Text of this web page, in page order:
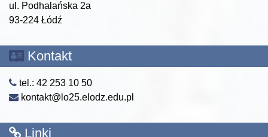
ul. Podhalańska 2a
93-224 Łódź
Kontakt
tel.: 42 253 10 50
kontakt@lo25.elodz.edu.pl
Linki